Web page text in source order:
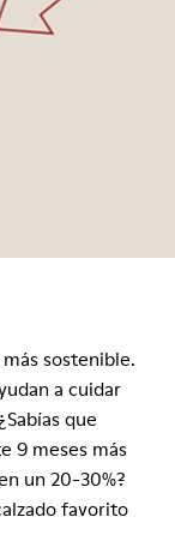
sostenible.
a cuidar
que
9 meses más
un 20-30%?
favorito